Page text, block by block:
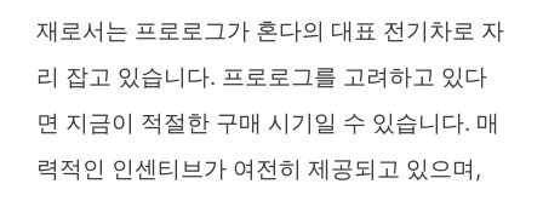
재로서는 프로로그가 혼다의 대표 전기차로 자
리 잡고 있습니다. 프로로그를 고려하고 있다
면 지금이 적절한 구매 시기일 수 있습니다. 매
력적인 인센티브가 여전히 제공되고 있으며,